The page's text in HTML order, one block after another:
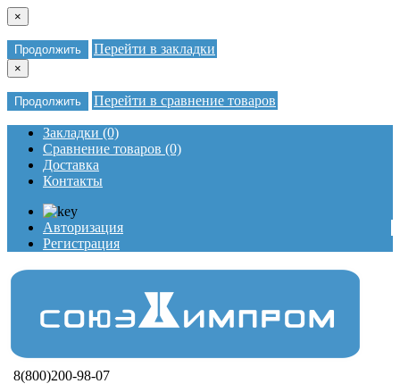
×
Продолжить Перейти в закладки
×
Продолжить Перейти в сравнение товаров
Закладки (0)
Сравнение товаров (0)
Доставка
Контакты
Авторизация
Регистрация
8(800)200-98-07